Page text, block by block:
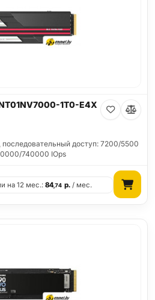
1T0-E4X
последовательный доступ: 7200/5500
740000 IOps
на 12 мес.:84,74 р./ мес.